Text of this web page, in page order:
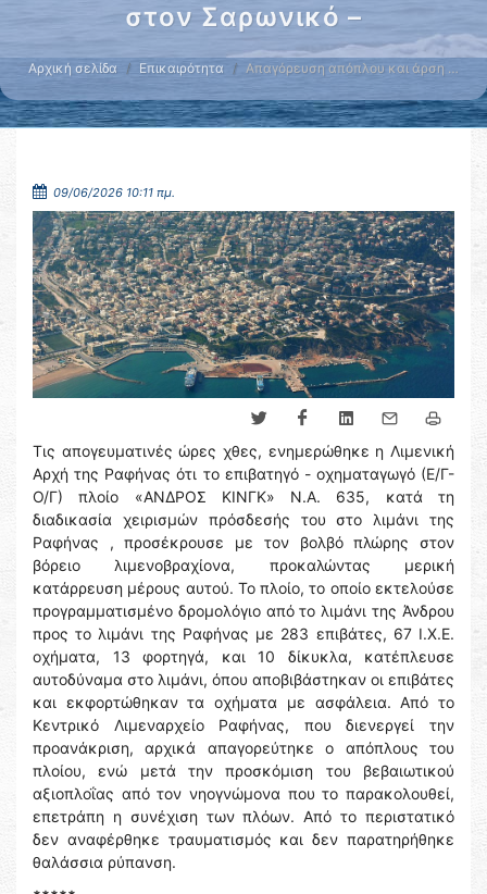
στον Σαρωνικό –
Αρχική σελίδα Επικαιρότητα Απαγόρευση απόπλου και άρση …
09/06/2026 10:11 πμ.
Τις απογευματινές ώρες χθες, ενημερώθηκε η Λιμενική
Αρχή της Ραφήνας ότι το επιβατηγό - οχηματαγωγό (Ε/Γ-
Ο/Γ) πλοίο «ΑΝΔΡΟΣ ΚΙΝΓΚ» Ν.Α. 635, κατά τη
διαδικασία χειρισμών πρόσδεσής του στο λιμάνι της
Ραφήνας , προσέκρουσε με τον βολβό πλώρης στον
βόρειο λιμενοβραχίονα, προκαλώντας μερική
κατάρρευση μέρους αυτού. Το πλοίο, το οποίο εκτελούσε
προγραμματισμένο δρομολόγιο από το λιμάνι της Άνδρου
προς το λιμάνι της Ραφήνας με 283 επιβάτες, 67 Ι.Χ.Ε.
οχήματα, 13 φορτηγά, και 10 δίκυκλα, κατέπλευσε
αυτοδύναμα στο λιμάνι, όπου αποβιβάστηκαν οι επιβάτες
και εκφορτώθηκαν τα οχήματα με ασφάλεια. Από το
Κεντρικό Λιμεναρχείο Ραφήνας, που διενεργεί την
προανάκριση, αρχικά απαγορεύτηκε ο απόπλους του
πλοίου, ενώ μετά την προσκόμιση του βεβαιωτικού
αξιοπλοΐας από τον νηογνώμονα που το παρακολουθεί,
επετράπη η συνέχιση των πλόων. Από το περιστατικό
δεν αναφέρθηκε τραυματισμός και δεν παρατηρήθηκε
θαλάσσια ρύπανση.